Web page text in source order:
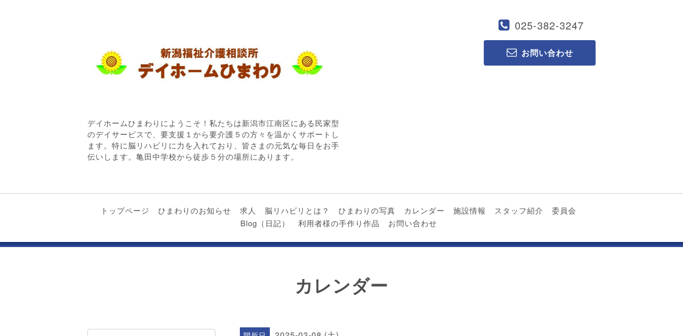
025-382-3247
お問い合わせ
デイホームひまわりにようこそ！私たちは新潟市江南区にある民家型
のデイサービスで、要支援１から要介護５の方々を温かくサポートし
ます。特に脳リハビリに力を入れており、皆さまの元気な毎日をお手
伝いします。亀田中学校から徒歩５分の場所にあります。
トップページ ひまわりのお知らせ 求人 脳リハビリとは？ ひまわりの写真 カレンダー 施設情報 スタッフ紹介
委員会
Blog（日記）
利用者様の手作り作品 お問い合わせ
カレンダー